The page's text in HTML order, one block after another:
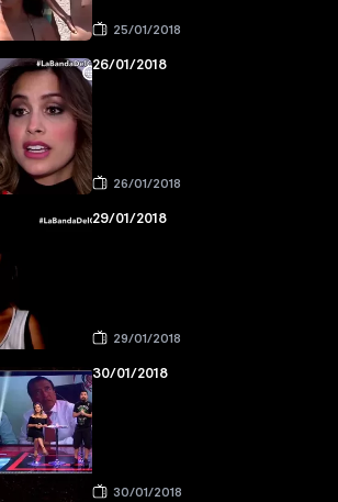
25/01/2018
26/01/2018
26/01/2018
29/01/2018
29/01/2018
30/01/2018
30/01/2018